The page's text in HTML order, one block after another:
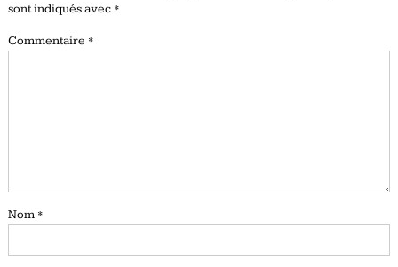
sont indiqués avec *
Commentaire *
Nom *